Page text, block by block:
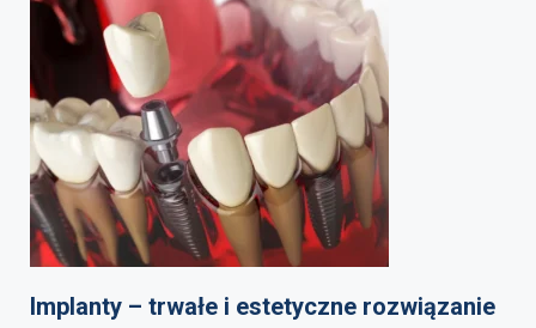
Implanty – trwałe i estetyczne rozwiązanie